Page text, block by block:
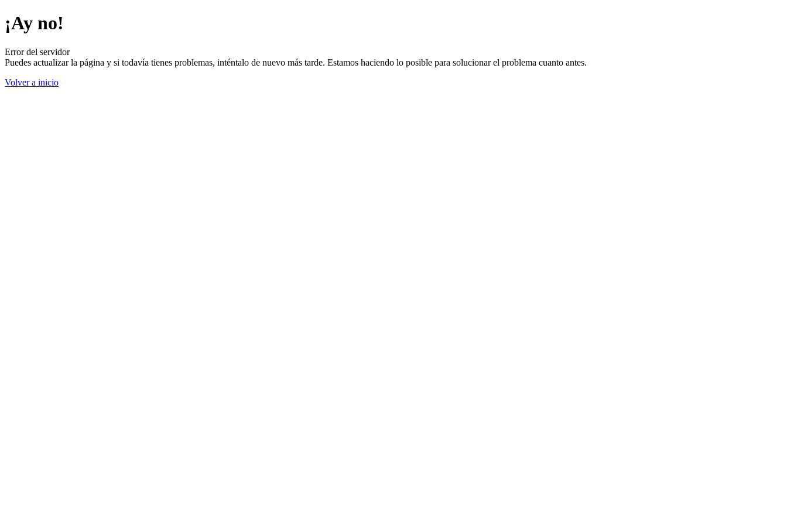
¡Ay no!
Error del servidor
Puedes actualizar la página y si todavía tienes problemas, inténtalo de nuevo más tarde. Estamos haciendo lo posible para solucionar el problema cuanto antes.
Volver a inicio